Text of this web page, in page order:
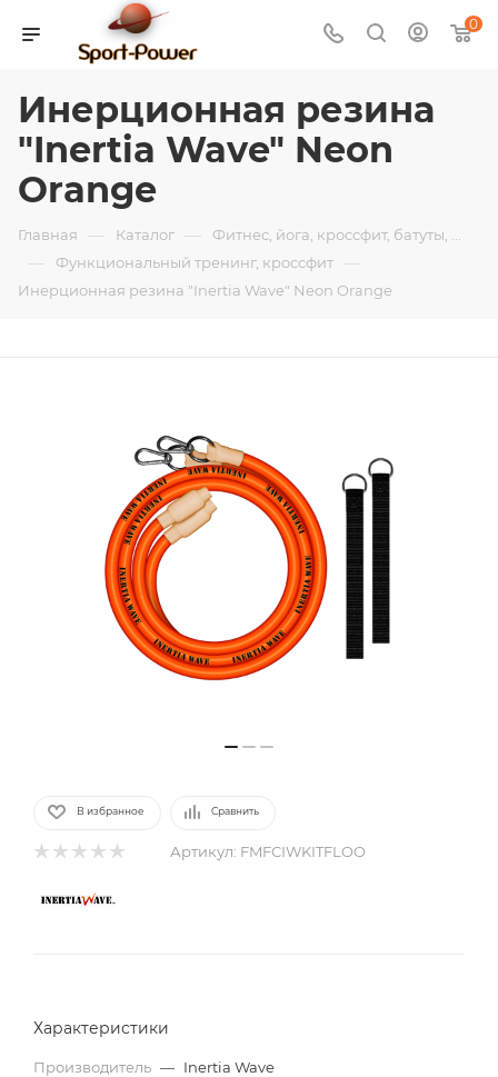
0
Инерционная резина
"Inertia Wave" Neon
Orange
Главная — Каталог — Фитнес, йога, кроссфит, батуты, ...
— Функциональный тренинг, кроссфит —
Инерционная резина "Inertia Wave" Neon Orange
В избранное Сравнить
Артикул: FMFCIWKITFLOO
Характеристики
Производитель — Inertia Wave